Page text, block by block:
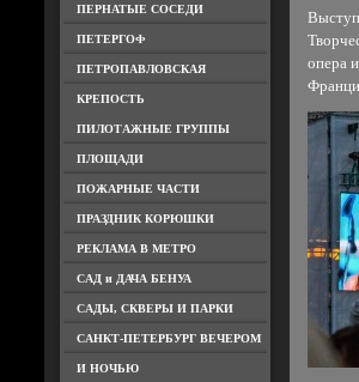
ПЕРНАТЫЕ СОСЕДИ
ПЕТЕРГОФ
ПЕТРОПАВЛОВСКАЯ
КРЕПОСТЬ
ПИЛОТАЖНЫЕ ГРУППЫ
ПЛОЩАДИ
ПОЖАРНЫЕ ЧАСТИ
ПРАЗДНИК КОРЮШКИ
РЕКЛАМА В МЕТРО
САД и ДАЧА БЕНУА
САДЫ, СКВЕРЫ И ПАРКИ
САНКТ-ПЕТЕРБУРГ ВЕЧЕРОМ
И НОЧЬЮ
опера